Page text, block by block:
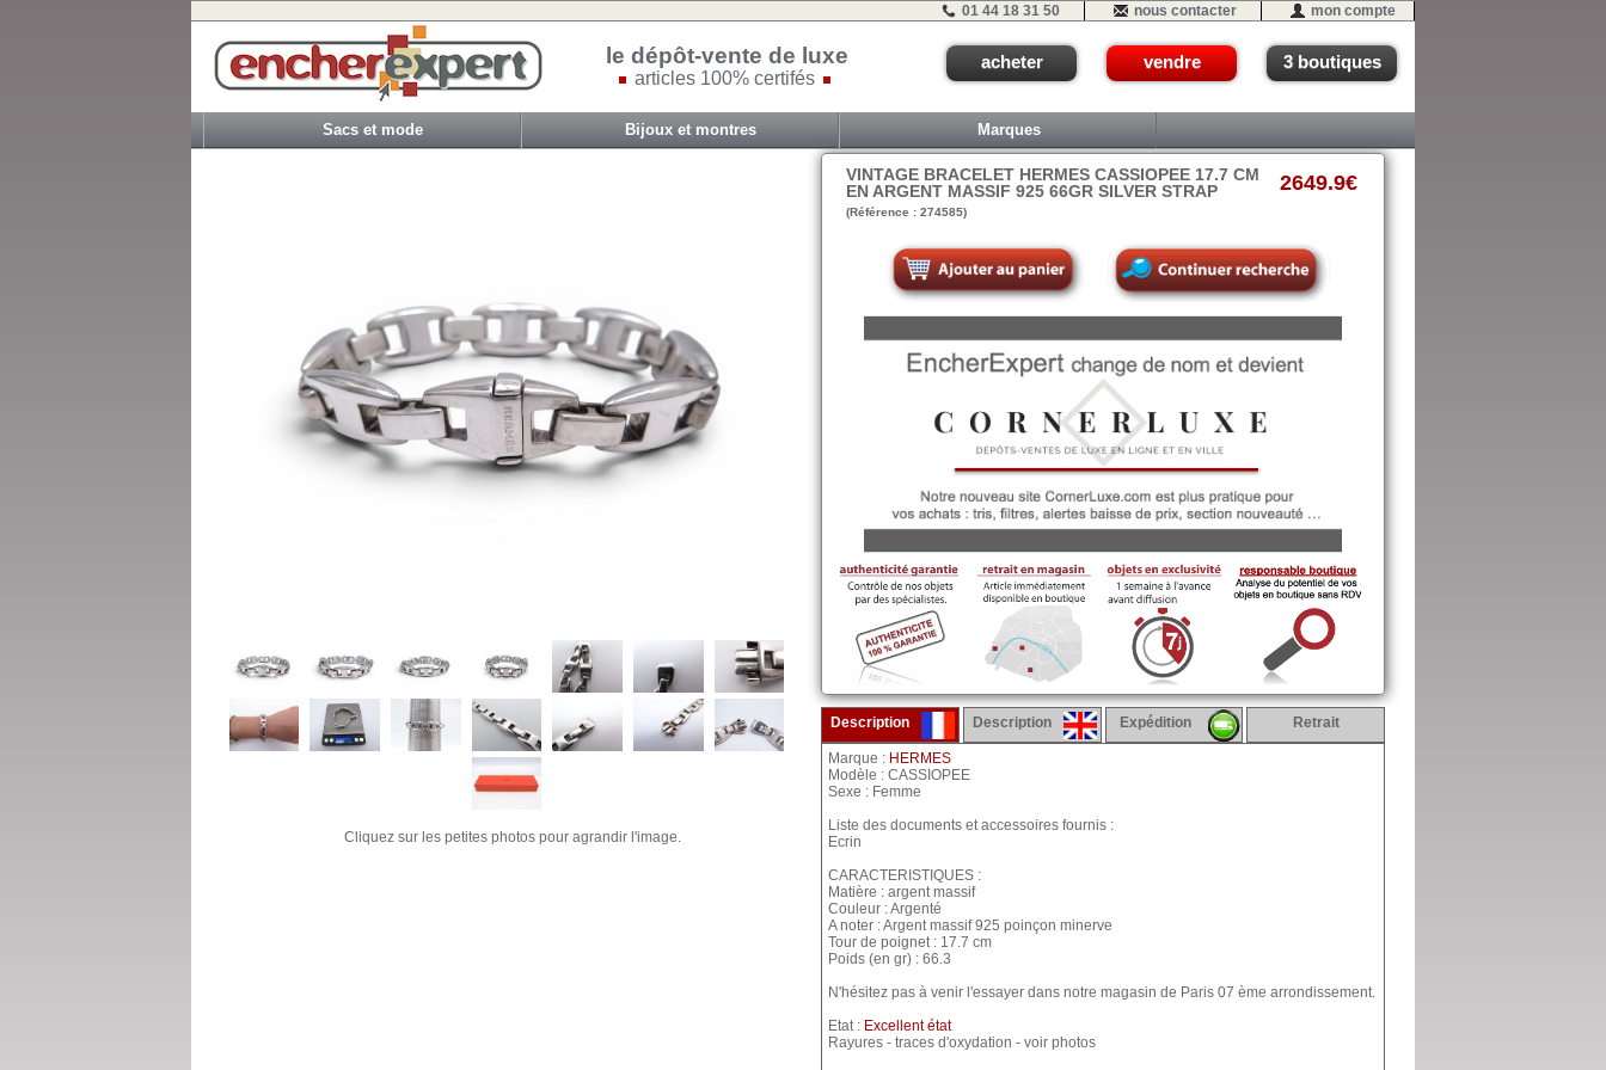
01 44 18 31 50 nous contacter mon compte
le dépôt-vente de luxe
articles 100% certifés
acheter vendre 3 boutiques
Sacs et mode Bijoux et montres Marques
Cliquez sur les petites photos pour agrandir l'image.
VINTAGE BRACELET HERMES CASSIOPEE 17.7 CM
EN ARGENT MASSIF 925 66GR SILVER STRAP
(Référence : 274585)
2649.9€
Description Description Expédition Retrait
Marque : HERMES
Modèle : CASSIOPEE
Sexe : Femme
Liste des documents et accessoires fournis :
Ecrin
CARACTERISTIQUES :
Matière : argent massif
Couleur : Argenté
A noter : Argent massif 925 poinçon minerve
Tour de poignet : 17.7 cm
Poids (en gr) : 66.3
N'hésitez pas à venir l'essayer dans notre magasin de Paris 07 ème arrondissement.
Etat : Excellent état
Rayures - traces d'oxydation - voir photos